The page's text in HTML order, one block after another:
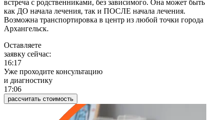
встреча с родственниками, без зависимого. Она может быть
как ДО начала лечения, так и ПОСЛЕ начала лечения.
Возможна транспортировка в центр из любой точки города
Архангельск.
Оставляете
заявку сейчас:
16:17
Уже проходите консультацию
и диагностику
17:06
рассчитать стоимость